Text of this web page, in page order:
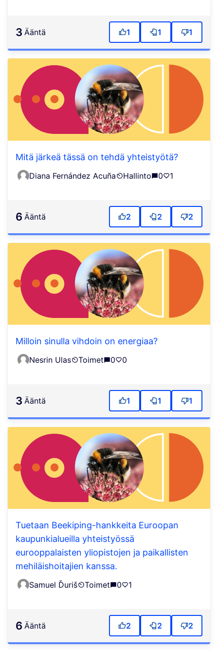
3 ääntä 1 1 1
Mitä järkeä tässä on tehdä yhteistyötä?
Diana Fernández Acuña Hallinto 0 1
6 ääntä 2 2 2
Milloin sinulla vihdoin on energiaa?
Nesrin Ulas Toimet 0 0
3 ääntä 1 1 1
Tuetaan Beekiping-hankkeita Euroopan
kaupunkialueilla yhteistyössä
eurooppalaisten yliopistojen ja paikallisten
mehiläishoitajien kanssa.
Samuel Ďuriš Toimet 0 1
6 ääntä 2 2 2